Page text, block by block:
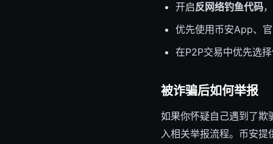
开启反网络钓鱼代码
优先使用币安App、
在P2P交易中优先选
被诈骗后如何举报
如果你怀疑自己遇到了欺
入相关举报流程。币安